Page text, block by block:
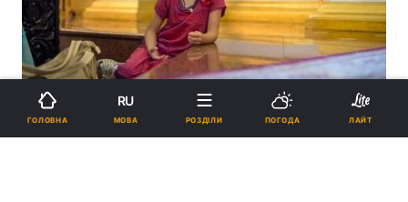
ГОЛОВНА
RU
МОВА РОЗДІЛИ ПОГОДА ЛАЙТ